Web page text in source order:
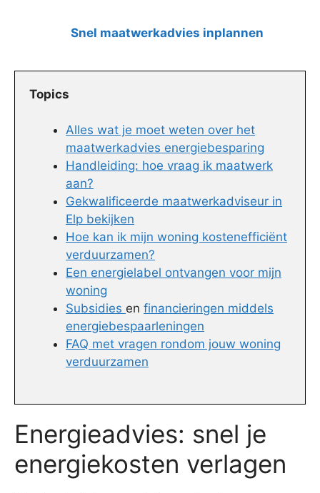
Snel maatwerkadvies inplannen
Topics
Alles wat je moet weten over het
maatwerkadvies energiebesparing
Handleiding: hoe vraag ik maatwerk
aan?
Gekwalificeerde maatwerkadviseur in
Elp bekijken
Hoe kan ik mijn woning kostenefficiënt
verduurzamen?
Een energielabel ontvangen voor mijn
woning
Subsidies en financieringen middels
energiebespaarleningen
FAQ met vragen rondom jouw woning
verduurzamen
Energieadvies: snel je
energiekosten verlagen